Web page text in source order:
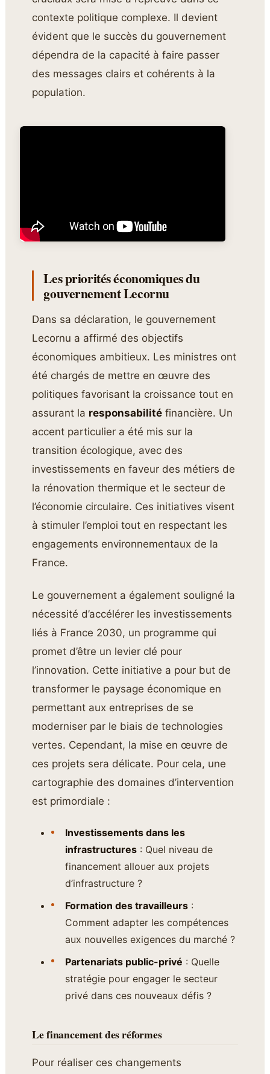
contexte politique complexe. Il devient
évident que le succès du gouvernement
dépendra de la capacité à faire passer
des messages clairs et cohérents à la
population.
Les priorités économiques du
gouvernement Lecornu
Dans sa déclaration, le gouvernement
Lecornu a affirmé des objectifs
économiques ambitieux. Les ministres ont
été chargés de mettre en œuvre des
politiques favorisant la croissance tout en
assurant la responsabilité financière. Un
accent particulier a été mis sur la
transition écologique, avec des
investissements en faveur des métiers de
la rénovation thermique et le secteur de
l’économie circulaire. Ces initiatives visent
à stimuler l’emploi tout en respectant les
engagements environnementaux de la
France.
Le gouvernement a également souligné la
nécessité d’accélérer les investissements
liés à France 2030, un programme qui
promet d’être un levier clé pour
l’innovation. Cette initiative a pour but de
transformer le paysage économique en
permettant aux entreprises de se
moderniser par le biais de technologies
vertes. Cependant, la mise en œuvre de
ces projets sera délicate. Pour cela, une
cartographie des domaines d’intervention
est primordiale :
Investissements dans les
infrastructures: Quel niveau de
financement allouer aux projets
d’infrastructure ?
Formation des travailleurs:
Comment adapter les compétences
aux nouvelles exigences du marché ?
Partenariats public-privé : Quelle
stratégie pour engager le secteur
privé dans ces nouveaux défis ?
Le financement des réformes
Pour réaliser ces changements